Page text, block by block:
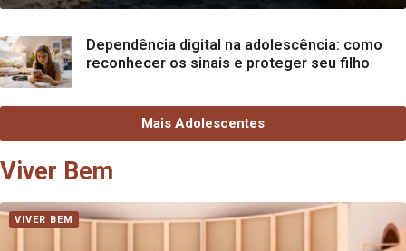
Dependência digital na adolescência: como
reconhecer os sinais e proteger seu filho
Mais Adolescentes
Viver Bem
VIVER BEM